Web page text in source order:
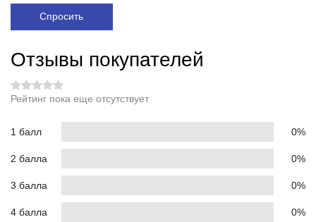
Спросить
Отзывы покупателей
Рейтинг пока еще отсутствует
1 балл 0%
2 балла 0%
3 балла 0%
4 балла 0%